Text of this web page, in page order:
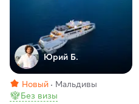
Юрий Б.
Новый
Мальдивы
Без визы